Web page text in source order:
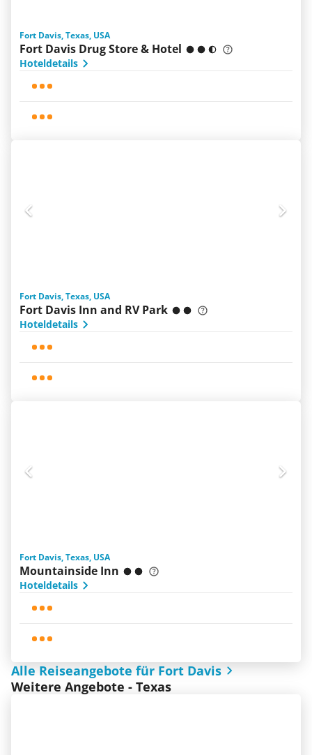
Fort Davis, Texas, USA
Fort Davis Drug Store & Hotel
Hoteldetails
Fort Davis, Texas, USA
Fort Davis Inn and RV Park
Hoteldetails
Fort Davis, Texas, USA
Mountainside Inn
Hoteldetails
Alle Reiseangebote für Fort Davis
Weitere Angebote - Texas